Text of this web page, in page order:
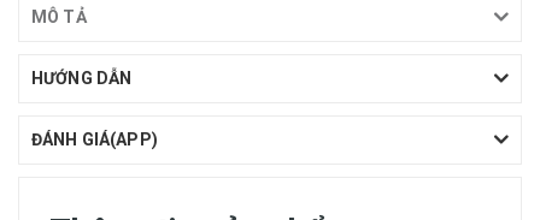
MÔ TẢ
HƯỚNG DẪN
ĐÁNH GIÁ(APP)